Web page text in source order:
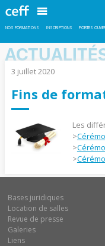
NOS FORMATIONS INSCRIPTIONS PORTES
3 juillet 2020
Fins de
Les
>
>
>
Bases juridiques
Location de salles
Revue de presse
Galeries
Liens